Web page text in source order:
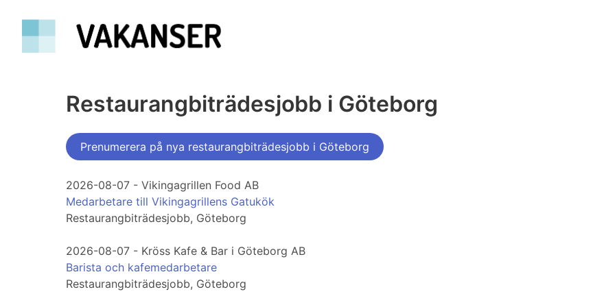
Restaurangbiträdesjobb i Göteborg
Prenumerera på nya restaurangbiträdesjobb i Göteborg
2026-08-07 - Vikingagrillen Food AB
Medarbetare till Vikingagrillens Gatukök
Restaurangbiträdesjobb, Göteborg
2026-08-07 - Kröss Kafe & Bar i Göteborg AB
Barista och kafemedarbetare
Restaurangbiträdesjobb, Göteborg